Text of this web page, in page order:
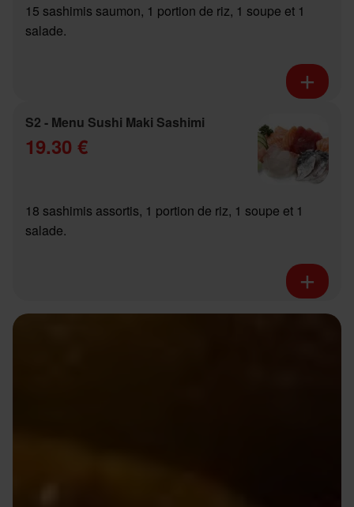
15 sashimis saumon, 1 portion de riz, 1 soupe et 1
salade.
S2 - Menu Sushi Maki Sashimi
19.30 €
18 sashimis assortis, 1 portion de riz, 1 soupe et 1
salade.